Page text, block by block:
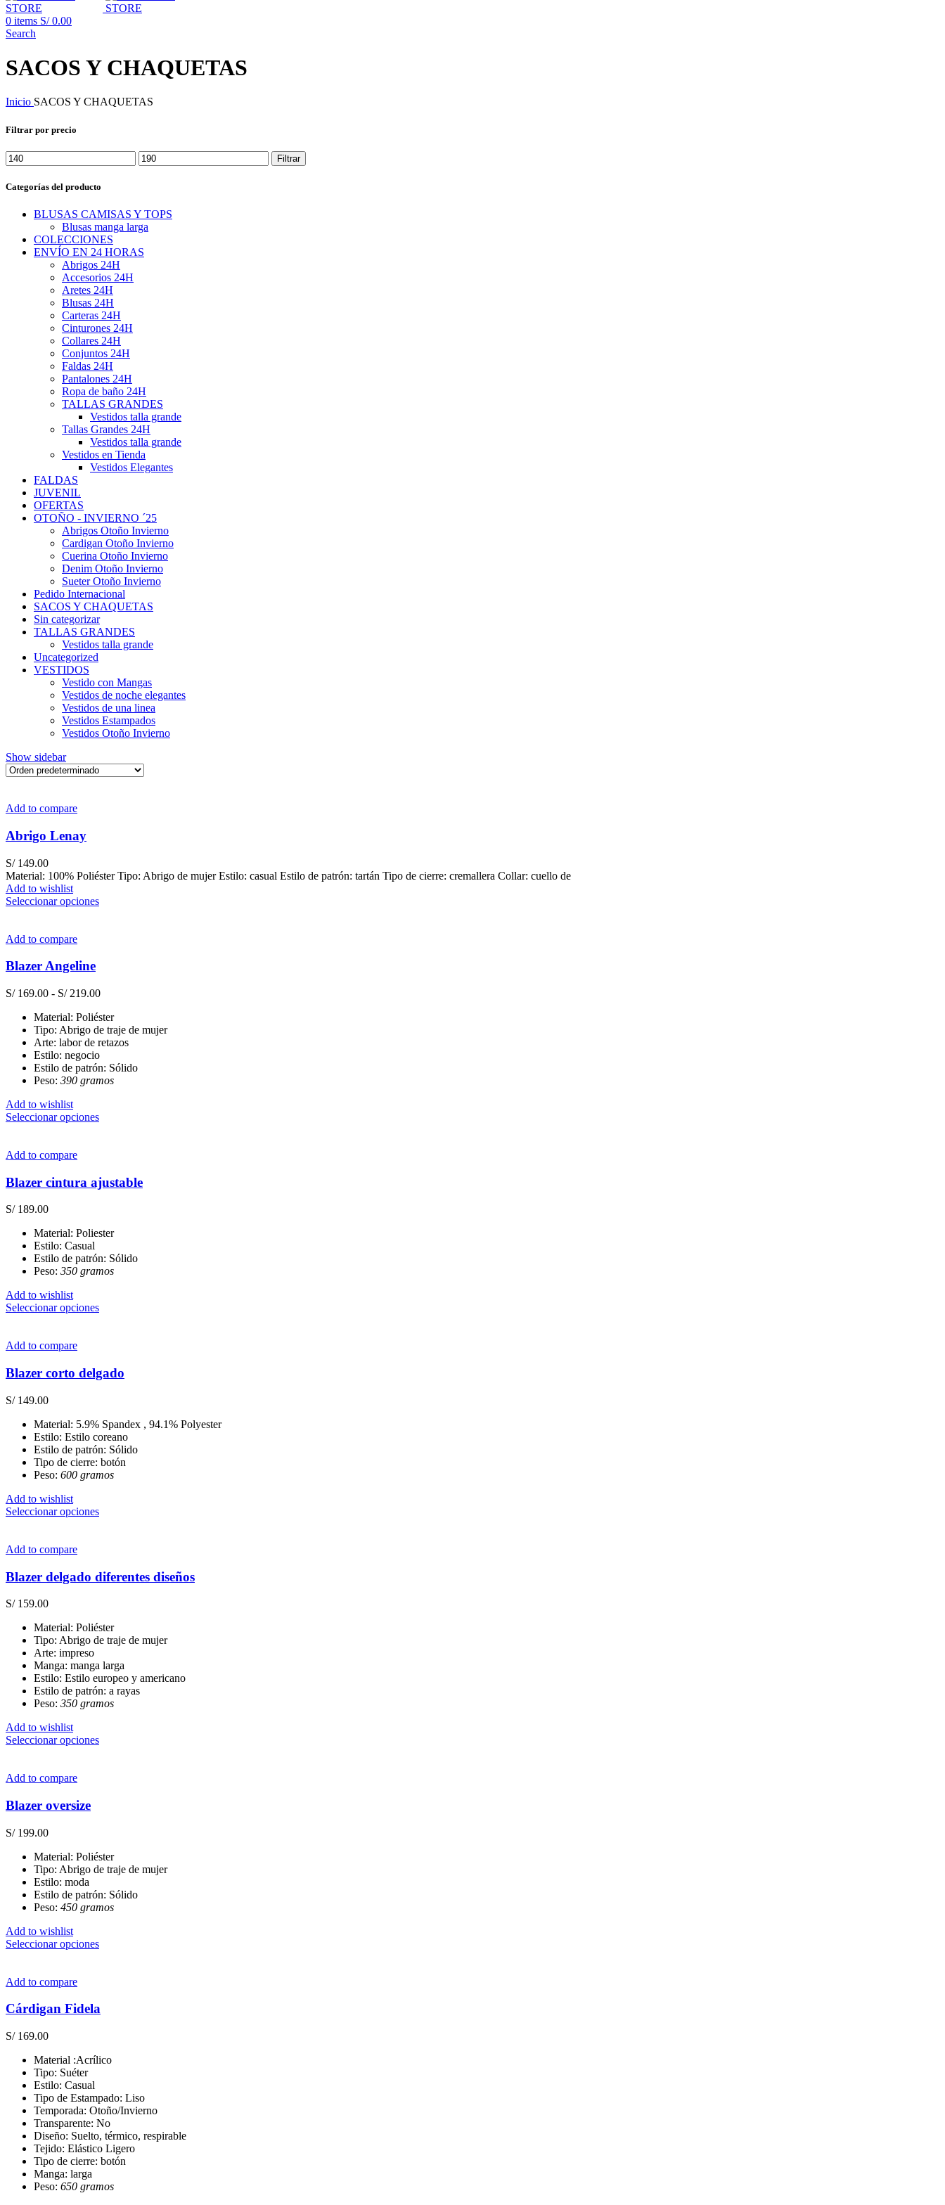
0 items S/0.00
Search
SACOS Y CHAQUETAS
Inicio SACOS Y CHAQUETAS
Filtrar por precio
Precio
mínimo
Precio
máximo
Filtrar
Categorías del producto
BLUSAS CAMISAS Y TOPS
Blusas manga larga
COLECCIONES
ENVÍO EN 24 HORAS
Abrigos 24H
Accesorios 24H
Aretes 24H
Blusas 24H
Carteras 24H
Cinturones 24H
Collares 24H
Conjuntos 24H
Faldas 24H
Pantalones 24H
Ropa de baño 24H
TALLAS GRANDES
Vestidos talla grande
Tallas Grandes 24H
Vestidos talla grande
Vestidos en Tienda
Vestidos Elegantes
FALDAS
JUVENIL
OFERTAS
OTOÑO - INVIERNO ´25
Abrigos Otoño Invierno
Cardigan Otoño Invierno
Cuerina Otoño Invierno
Denim Otoño Invierno
Sueter Otoño Invierno
Pedido Internacional
SACOS Y CHAQUETAS
Sin categorizar
TALLAS GRANDES
Vestidos talla grande
Uncategorized
VESTIDOS
Vestido con Mangas
Vestidos de noche elegantes
Vestidos de una linea
Vestidos Estampados
Vestidos Otoño Invierno
Show sidebar
Add to compare
Abrigo Lenay
S/149.00
Material: 100% Poliéster Tipo: Abrigo de mujer Estilo: casual Estilo de patrón: tartán Tipo de cierre: cremallera Collar: cuello de
Add to wishlist
Seleccionar opcionesEste
se
elegir
en
la
página
de
producto
Add to compare
Blazer Angeline
S/169.00 - S/219.00Rango
precios:
desde
S/ 169.00
S/ 219.00
Material: Poliéster
Tipo: Abrigo de traje de mujer
Arte: labor de retazos
Estilo: negocio
Estilo de patrón: Sólido
Peso: 390 gramos
Add to wishlist
Seleccionar opcionesEste
Las
opciones
elegir
la
página
Add to compare
Blazer cintura ajustable
S/189.00
Material: Poliester
Estilo: Casual
Estilo de patrón: Sólido
Peso: 350 gramos
Add to wishlist
Seleccionar opcionesEste
Las
opciones
elegir
en
la
página
de
Add to compare
Blazer corto delgado
S/149.00
Material: 5.9% Spandex , 94.1% Polyester
Estilo: Estilo coreano
Estilo de patrón: Sólido
Tipo de cierre: botón
Peso: 600 gramos
Add to wishlist
Seleccionar opcionesEste
Las
opciones
elegir
en
página
de
producto
Add to compare
Blazer delgado diferentes diseños
S/159.00
Material: Poliéster
Tipo: Abrigo de traje de mujer
Arte: impreso
Manga: manga larga
Estilo: Estilo europeo y americano
Estilo de patrón: a rayas
Peso: 350 gramos
Add to wishlist
Seleccionar opcionesEste
elegir
en
página
de
Add to compare
Blazer oversize
S/199.00
Material: Poliéster
Tipo: Abrigo de traje de mujer
Estilo: moda
Estilo de patrón: Sólido
Peso: 450 gramos
Add to wishlist
Seleccionar opcionesEste
Las
elegir
página
de
producto
Add to compare
Cárdigan Fidela
S/169.00
Material :Acrílico
Tipo: Suéter
Estilo: Casual
Tipo de Estampado: Liso
Temporada: Otoño/Invierno
Transparente: No
Diseño: Suelto, térmico, respirable
Tejido: Elástico Ligero
Tipo de cierre: botón
Manga: larga
Peso: 650 gramos